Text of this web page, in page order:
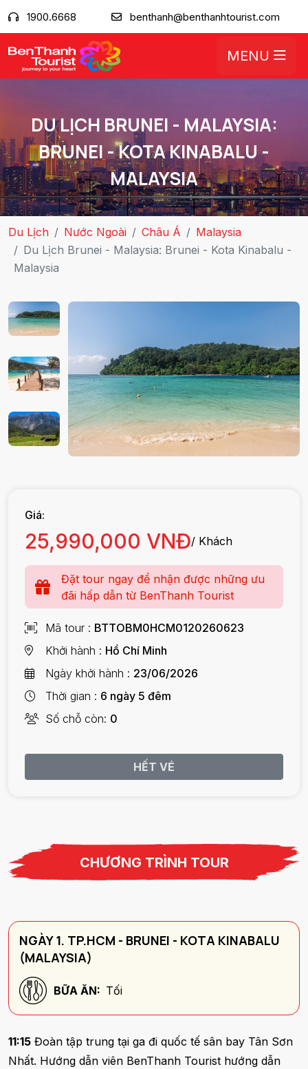
1900.6668 benthanh@benthanhtourist.com
MENU
DU LỊCH BRUNEI - MALAYSIA:
BRUNEI - KOTA KINABALU -
MALAYSIA
Du Lịch Nước Ngoài Châu Á
Malaysia
Du Lịch Brunei - Malaysia: Brunei - Kota Kinabalu -
Malaysia
Giá:
25,990,000 VNĐ/ Khách
Đặt tour ngay để nhận được những ưu
đãi hấp dẫn từ BenThanh Tourist
Mã tour
BTTOBM0HCM0120260623
Khởi hành
Hồ Chí Minh
Ngày khởi hành
23/06/2026
Thời gian
6 ngày 5 đêm
Số chỗ còn 0
HẾT VÉ
CHƯƠNG TRÌNH TOUR
NGÀY 1. TP.HCM - BRUNEI - KOTA KINABALU
(MALAYSIA)
BỮA ĂN: Tối
11:15 Đoàn tập trung tại ga đi quốc tế sân bay Tân Sơn
Nhất. Hướng dẫn viên BenThanh Tourist hướng dẫn